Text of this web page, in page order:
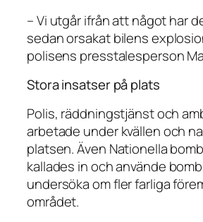
– Vi utgår ifrån att något har
sedan orsakat bilens
polisens presstalesperson
Stora insatser på plats
Polis, räddningstjänst och
arbetade under kvällen och
platsen. Även Nationella
kallades in och använde
undersöka om fler farliga
området.